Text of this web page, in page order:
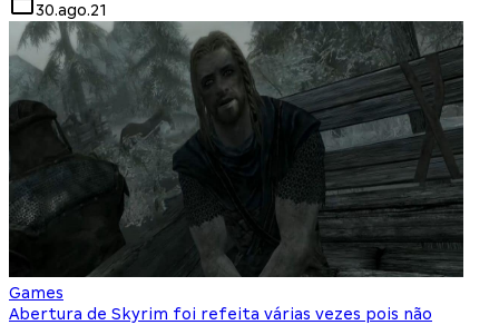
30.ago.21
Games
Abertura de Skyrim foi refeita várias vezes pois não